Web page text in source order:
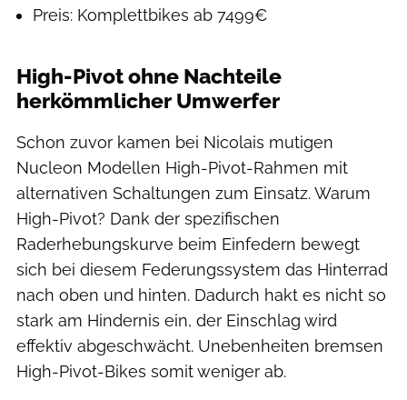
Preis: Komplettbikes ab 7499€
High-Pivot ohne Nachteile
herkömmlicher Umwerfer
Schon zuvor kamen bei Nicolais mutigen
Nucleon Modellen High-Pivot-Rahmen mit
alternativen Schaltungen zum Einsatz. Warum
High-Pivot? Dank der spezifischen
Raderhebungskurve beim Einfedern bewegt
sich bei diesem Federungssystem das Hinterrad
nach oben und hinten. Dadurch hakt es nicht so
stark am Hindernis ein, der Einschlag wird
effektiv abgeschwächt. Unebenheiten bremsen
High-Pivot-Bikes somit weniger ab.